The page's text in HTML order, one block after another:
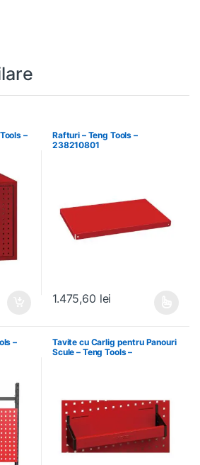
–
Rafturi – Teng Tools –
238210801
1.475,60 lei
–
Tavite cu Carlig pentru Panouri
Scule – Teng Tools –